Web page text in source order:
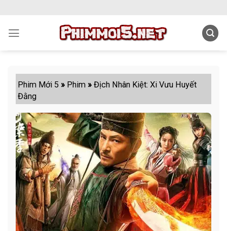
content
Phim Mới 5 » Phim »Địch Nhân Kiệt: Xi Vưu Huyết
Đằng